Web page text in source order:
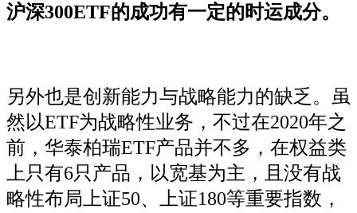
沪深300ETF的成功有一定的时运成分。
另外也是创新能力与战略能力的缺乏。虽
然以ETF为战略性业务，不过在2020年之
前，华泰柏瑞ETF产品并不多，在权益类
上只有6只产品，以宽基为主，且没有战
略性布局上证50、上证180等重要指数，